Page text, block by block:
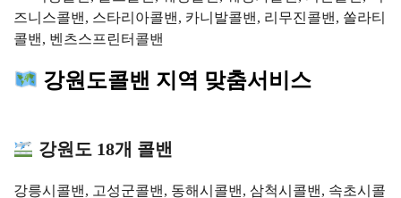
즈니스콜밴, 스타리아콜밴, 카니발콜밴, 리무진콜밴, 쏠라티
콜밴, 벤츠스프린터콜밴
강원도콜밴 지역 맞춤서비스
강원도 18개 콜밴
강릉시콜밴, 고성군콜밴, 동해시콜밴, 삼척시콜밴, 속초시콜